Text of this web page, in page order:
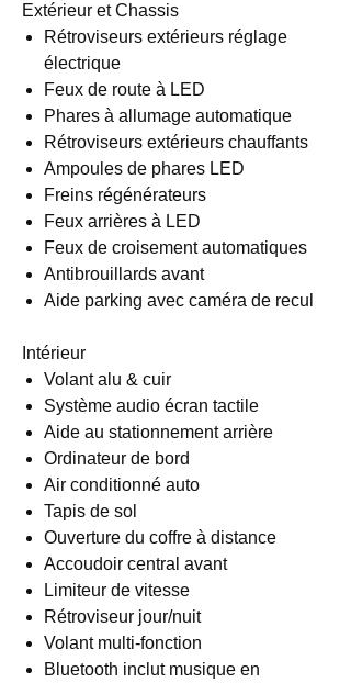
Extérieur et Chassis
Rétroviseurs extérieurs réglage
électrique
Feux de route à LED
Phares à allumage automatique
Rétroviseurs extérieurs chauffants
Ampoules de phares LED
Freins régénérateurs
Feux arrières à LED
Feux de croisement automatiques
Antibrouillards avant
Aide parking avec caméra de recul
Intérieur
Volant alu & cuir
Système audio écran tactile
Aide au stationnement arrière
Ordinateur de bord
Air conditionné auto
Tapis de sol
Ouverture du coffre à distance
Accoudoir central avant
Limiteur de vitesse
Rétroviseur jour/nuit
Volant multi-fonction
Bluetooth inclut musique en